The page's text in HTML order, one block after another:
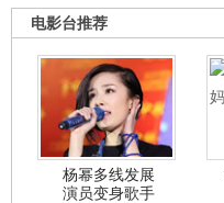
电影台推荐
杨幂多线发展
演员变身歌手